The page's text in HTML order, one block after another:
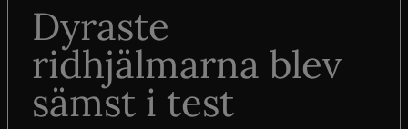
Dyraste
ridhjälmarna blev
sämst i test